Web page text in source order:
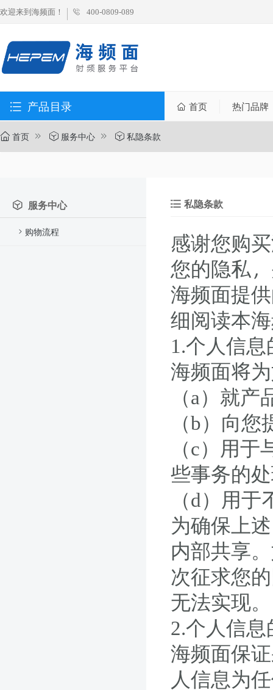
欢迎来到海频面！ 400-0809-089
产品目录 首页 热门品牌
首页 服务中心 私隐条款
服务中心
购物流程
私隐条款
感谢您购
您的隐私
海频面提
细阅读本
1.个人信
海频面将
（a）就
（b）向
（c）用
些事务的
（d）用
为确保上
内部共享
次征求您
无法实现。
2.个人信
海频面保
人信息为